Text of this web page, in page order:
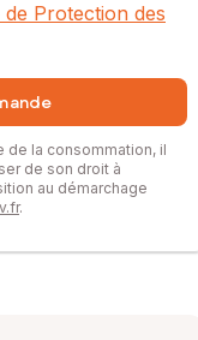
de Protection des
de la consommation, il
de son droit à
au démarchage
.